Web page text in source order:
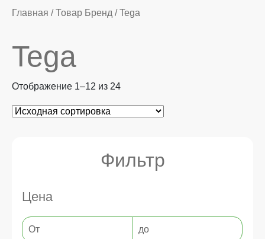
Главная /Товар Бренд /Tega
Tega
Отображение 1–12 из 24
Фильтр
Цена